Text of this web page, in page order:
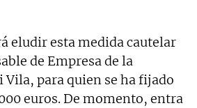
eludir esta medida cautelar
de Empresa de la
para quien se ha fijado
euros. De momento, entra